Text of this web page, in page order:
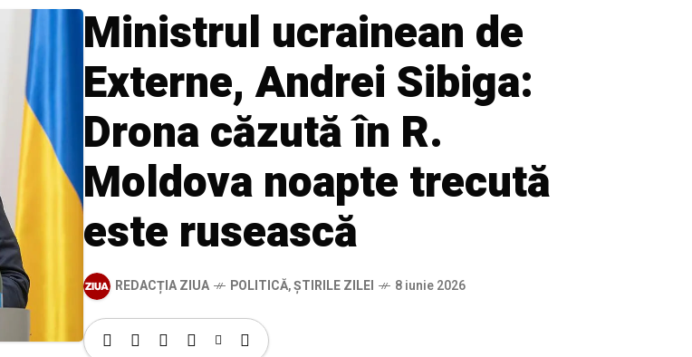
Ministrul ucrainean de
Externe, Andrei Sibiga:
Drona căzută în R.
Moldova noapte trecută
este rusească
REDACȚIA ZIUA POLITICĂ,ȘTIRILE ZILEI 8 iunie 2026